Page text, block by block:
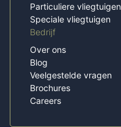
Particuliere vliegtuigen
Speciale vliegtuigen
Bedrijf
Over ons
Blog
Veelgestelde vragen
Brochures
Careers